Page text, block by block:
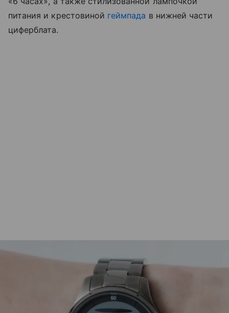
питания и крестовиной геймпада в нижней части
циферблата.